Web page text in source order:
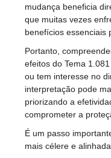
mudança beneficia
que muitas vezes
benefícios essenciais
Portanto,
efeitos do Tema
ou tem interesse no
interpretação pode
priorizando a
comprometer a
É um passo
mais célere e